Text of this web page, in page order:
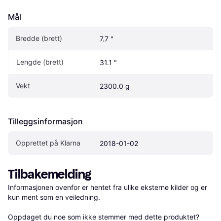
Mål
Bredde (brett) 7.7 "
Lengde (brett) 31.1 "
Vekt 2300.0 g
Tilleggsinformasjon
Opprettet på Klarna 2018-01-02
Tilbakemelding
Informasjonen ovenfor er hentet fra ulike eksterne kilder og er
kun ment som en veiledning.
Oppdaget du noe som ikke stemmer med dette produktet?